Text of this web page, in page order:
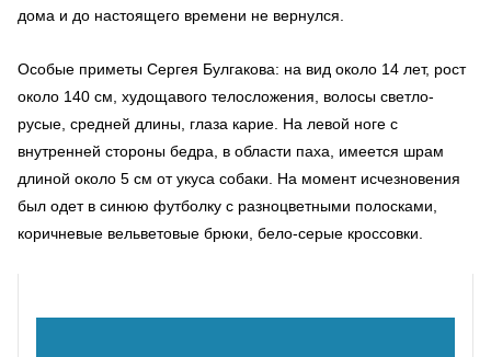
дома и до настоящего времени не вернулся.
Особые приметы Сергея Булгакова: на вид около 14 лет, рост
около 140 см, худощавого телосложения, волосы светло-
русые, средней длины, глаза карие. На левой ноге с
внутренней стороны бедра, в области паха, имеется шрам
длиной около 5 см от укуса собаки. На момент исчезновения
был одет в синюю футболку с разноцветными полосками,
коричневые вельветовые брюки, бело-серые кроссовки.